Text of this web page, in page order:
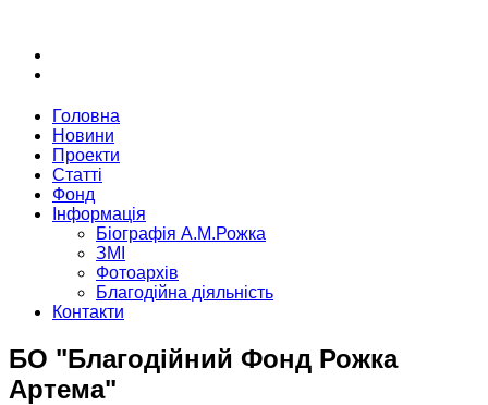
Головна
Новини
Проекти
Статті
Фонд
Інформація
Біографія А.М.Рожка
ЗМІ
Фотоархів
Благодійна діяльність
Контакти
БО "Благодійний Фонд Рожка
Артема"